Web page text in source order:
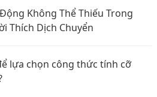
Không Thể Thiếu Trong
Thích Dịch Chuyển
lựa chọn công thức tính cỡ